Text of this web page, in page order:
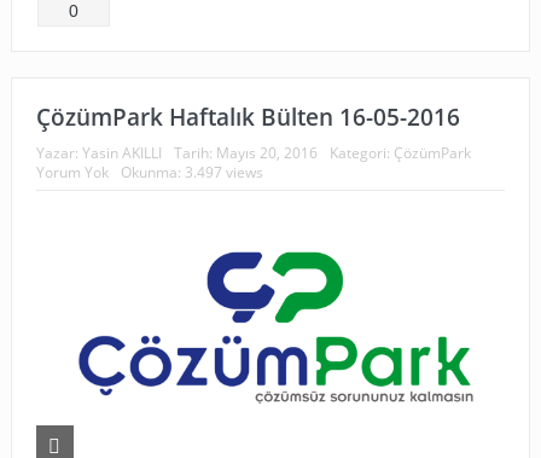
0
ÇözümPark Haftalık Bülten 16-05-2016
Yazar: Yasin AKILLI Tarih: Mayıs 20, 2016 Kategori: ÇözümPark
Yorum Yok
Okunma: 3.497 views